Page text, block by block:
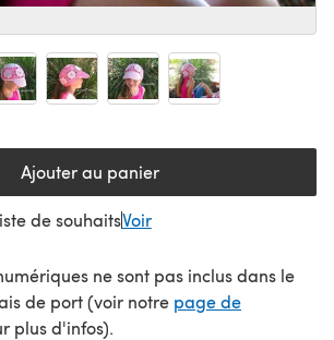
Ajouter au panier
de souhaitsVoir
ne sont pas inclus dans le
de port (voir notre page de
dans un nouvel onglet)
plus d'infos).